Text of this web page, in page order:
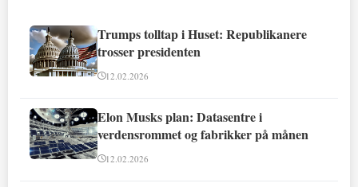
Trumps tolltap i Huset: Republikanere
trosser presidenten
12.02.2026
Elon Musks plan: Datasentre i
verdensrommet og fabrikker på månen
12.02.2026